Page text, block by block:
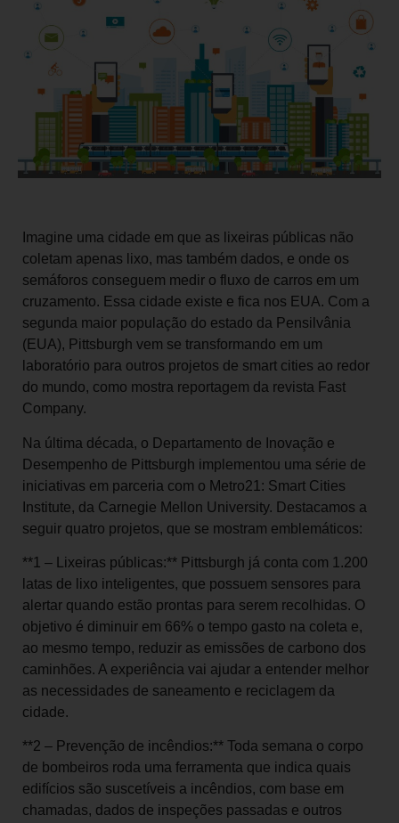
Imagine uma cidade em que as lixeiras públicas não
coletam apenas lixo, mas também dados, e onde os
semáforos conseguem medir o fluxo de carros em um
cruzamento. Essa cidade existe e fica nos EUA. Com a
segunda maior população do estado da Pensilvânia
(EUA), Pittsburgh vem se transformando em um
laboratório para outros projetos de smart cities ao redor
do mundo, como mostra reportagem da revista Fast
Company.
Na última década, o Departamento de Inovação e
Desempenho de Pittsburgh implementou uma série de
iniciativas em parceria com o Metro21: Smart Cities
Institute, da Carnegie Mellon University. Destacamos a
seguir quatro projetos, que se mostram emblemáticos:
**1 – Lixeiras públicas:** Pittsburgh já conta com 1.200
latas de lixo inteligentes, que possuem sensores para
alertar quando estão prontas para serem recolhidas. O
objetivo é diminuir em 66% o tempo gasto na coleta e,
ao mesmo tempo, reduzir as emissões de carbono dos
caminhões. A experiência vai ajudar a entender melhor
as necessidades de saneamento e reciclagem da
cidade.
**2 – Prevenção de incêndios:** Toda semana o corpo
de bombeiros roda uma ferramenta que indica quais
edifícios são suscetíveis a incêndios, com base em
chamadas, dados de inspeções passadas e outros